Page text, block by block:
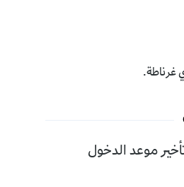
غرناطة.
موعد الدخول